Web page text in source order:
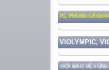
TƯỞNG, ĐẠO ĐỨC, PHONG CÁCH HỒ
VIOLYMPIC,
ĐẤT NƯỚC GẮN VỚI BẢO VỆ VỮNG